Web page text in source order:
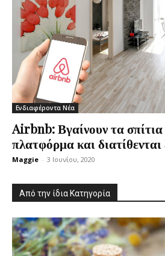
Ενδιαφέροντα Νέα
Airbnb: Βγαίνουν τα
πλατφόρμα και
Maggie - 3 Ιουνίου, 2020
Από την ίδια Κατηγορία